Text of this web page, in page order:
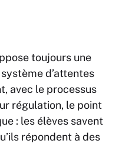
toujours une
d’attentes
avec le processus
régulation, le point
: les élèves savent
répondent à des